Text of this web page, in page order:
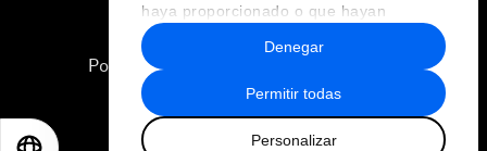
haya proporcionado o que hayan
recopilado a partir del uso que haya
hecho de sus servicios.
Permitir todas
Personalizar
Denegar
Política de privacidad y normas de uso
Sitemap
2026 Foro Económico Mundial